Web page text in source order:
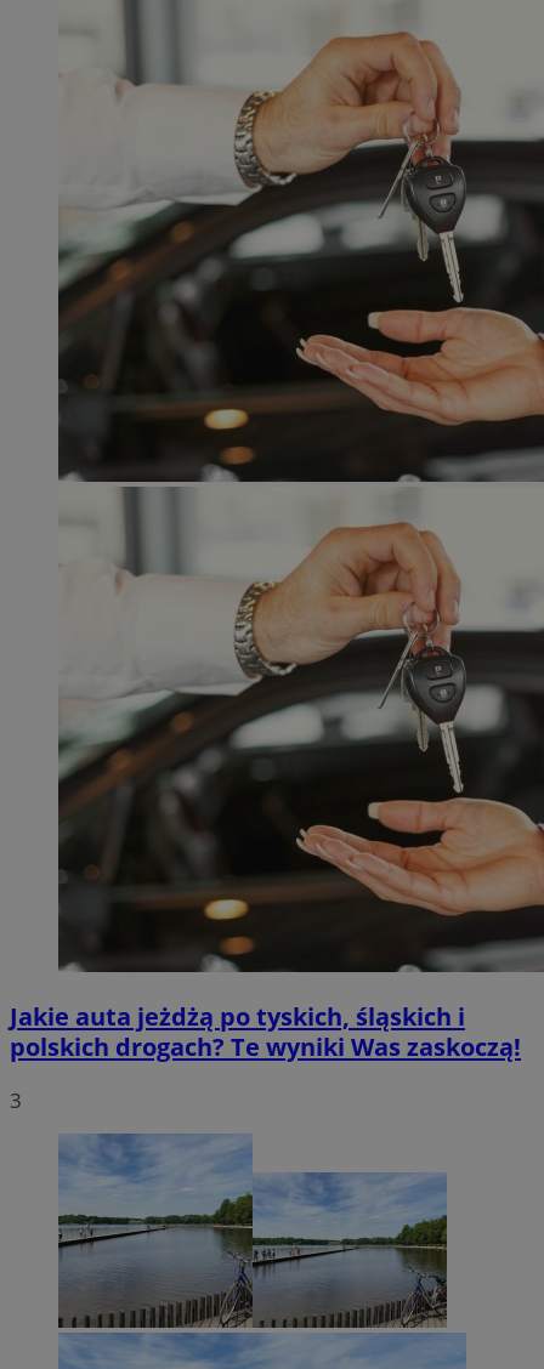
Jakie auta jeżdżą po tyskich, śląskich i
polskich drogach? Te wyniki Was zaskoczą!
3